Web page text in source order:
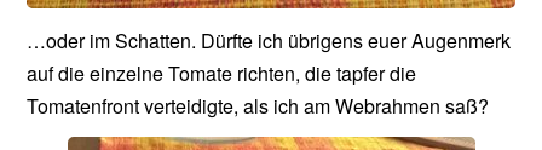
…oder im Schatten. Dürfte ich übrigens euer Augenmerk
auf die einzelne Tomate richten, die tapfer die
Tomatenfront verteidigte, als ich am Webrahmen saß?